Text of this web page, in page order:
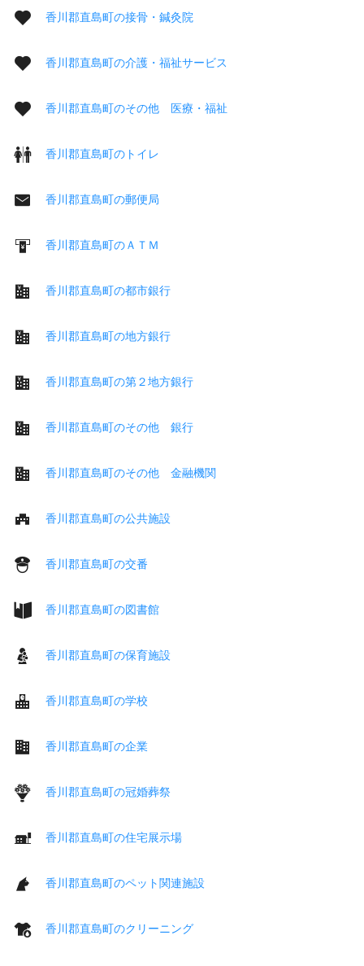
香川郡直島町の接骨・鍼灸院
香川郡直島町の介護・福祉サービス
香川郡直島町のその他 医療・福祉
香川郡直島町のトイレ
香川郡直島町の郵便局
香川郡直島町のＡＴＭ
香川郡直島町の都市銀行
香川郡直島町の地方銀行
香川郡直島町の第２地方銀行
香川郡直島町のその他 銀行
香川郡直島町のその他 金融機関
香川郡直島町の公共施設
香川郡直島町の交番
香川郡直島町の図書館
香川郡直島町の保育施設
香川郡直島町の学校
香川郡直島町の企業
香川郡直島町の冠婚葬祭
香川郡直島町の住宅展示場
香川郡直島町のペット関連施設
香川郡直島町のクリーニング